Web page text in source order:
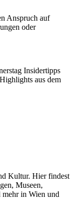
Anspruch auf
oder
Insidertipps
aus dem
Kultur. Hier findest
Museen,
mehr in Wien und